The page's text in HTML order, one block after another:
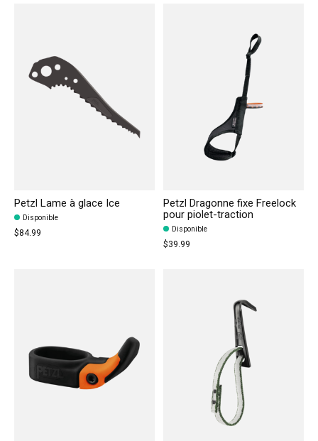
Petzl Lame à glace Ice
Disponible
$84.99
Petzl Dragonne fixe Freelock
pour piolet-traction
Disponible
$39.99